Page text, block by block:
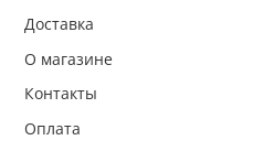
Доставка
О магазине
Контакты
Оплата